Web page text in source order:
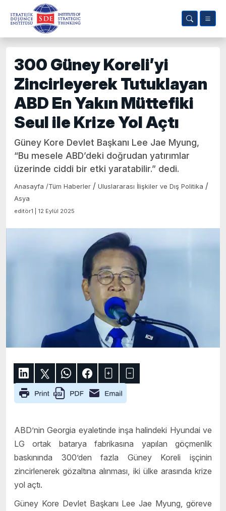
300 Güney Koreli’yi
Zincirleyerek Tutuklayan
ABD En Yakın Müttefiki
Seul ile Krize Yol Açtı
Güney Kore Devlet Başkanı Lee Jae Myung,
“Bu mesele ABD’deki doğrudan yatırımlar
üzerinde ciddi bir etki yaratabilir.” dedi.
Anasayfa /Tüm Haberler / Uluslararası İlişkiler ve Dış Politika /
Asya
editör1 | 12 Eylül 2025
ABD’nin Georgia eyaletinde inşa halindeki Hyundai ve
LG ortak batarya fabrikasına yapılan göçmenlik
baskınında 300’den fazla Güney Koreli işçinin
zincirlenerek gözaltına alınması, iki ülke arasında krize
yol açtı.
Güney Kore Devlet Başkanı Lee Jae Myung, göreve